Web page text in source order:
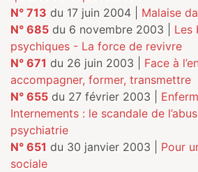
N° 713 du 17 juin 2004 | Malaise
N° 685 du 6 novembre 2003 | Les
psychiques - La force de revivre
N° 671 du 26 juin 2003 | Face à
accompagner, former, transmettre
N° 655 du 27 février 2003 |
Internements : le scandale de
psychiatrie
N° 651 du 30 janvier 2003 | Pour
sociale